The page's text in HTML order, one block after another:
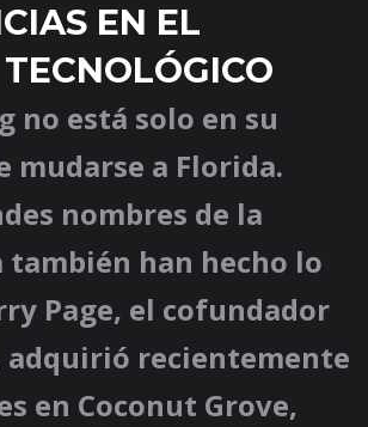
EN EL
no está solo en su
mudarse a Florida.
nombres de la
han hecho lo
Page, el cofundador
adquirió recientemente
en Coconut Grove,